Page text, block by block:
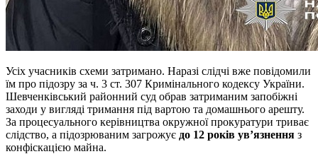
Усіх учасників схеми затримано. Наразі слідчі вже повідомили
їм про підозру за ч. 3 ст. 307 Кримінального кодексу України.
Шевченківський районний суд обрав затриманим запобіжні
заходи у вигляді тримання під вартою та домашнього арешту.
За процесуального керівництва окружної прокуратури триває
слідство, а підозрюваним загрожує до 12 років ув’язнення з
конфіскацією майна.